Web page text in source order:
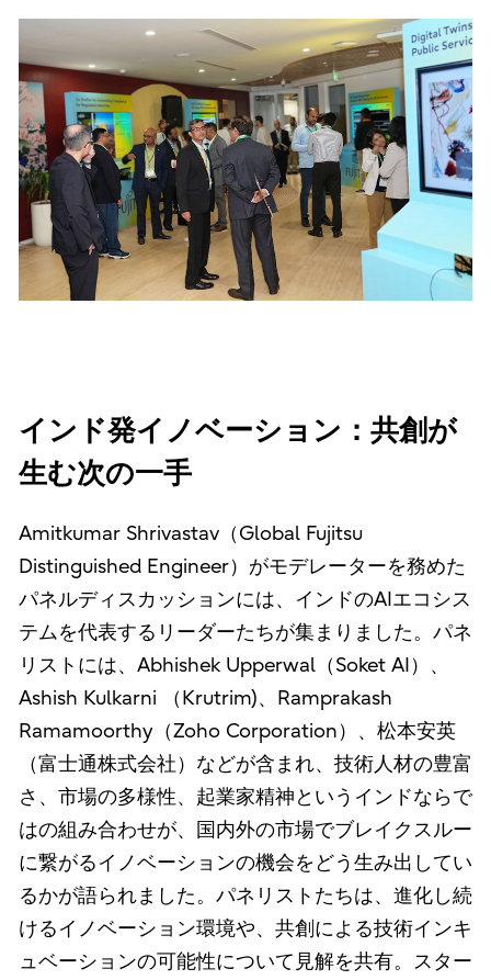
インド発イノベーション：共創が
生む次の一手
Amitkumar Shrivastav（Global Fujitsu
Distinguished Engineer）がモデレーターを務めた
パネルディスカッションには、インドのAIエコシス
テムを代表するリーダーたちが集まりました。パネ
リストには、Abhishek Upperwal（Soket AI）、
Ashish Kulkarni （Krutrim)、Ramprakash
Ramamoorthy（Zoho Corporation）、松本安英
（富士通株式会社）などが含まれ、技術人材の豊富
さ、市場の多様性、起業家精神というインドならで
はの組み合わせが、国内外の市場でブレイクスルー
に繋がるイノベーションの機会をどう生み出してい
るかが語られました。パネリストたちは、進化し続
けるイノベーション環境や、共創による技術インキ
ュベーションの可能性について見解を共有。スター